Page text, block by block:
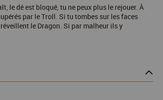
le dé est bloqué, tu ne peux plus le rejouer. À
par le Troll. Si tu tombes sur les faces
le Dragon. Si par malheur ils y